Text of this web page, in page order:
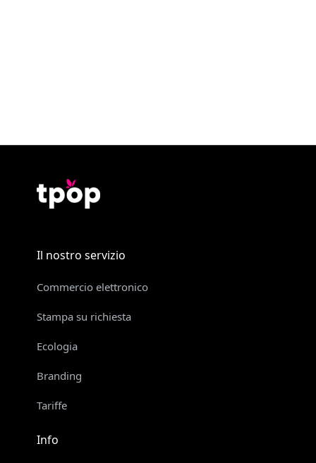
Il nostro servizio
Commercio elettronico
Stampa su richiesta
Ecologia
Branding
Tariffe
Info